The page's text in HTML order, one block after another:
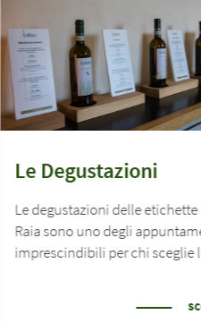
Le Degustazioni
Le degustazioni delle
Raia sono uno degli
imprescindibili per chi sceglie